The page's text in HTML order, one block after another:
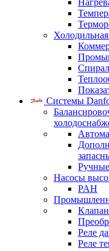
Системы
Насосы
PAH
Реле
Реле